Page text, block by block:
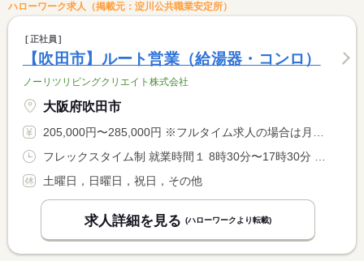
ハローワーク求人（掲載元：淀川公共職業安定所）
正社員
【吹田市】ルート営業（給湯器・コンロ）
ノーリツリビングクリエイト株式会社
大阪府吹田市
205,000円〜285,000円 ※フルタイム求人の場合は月額（換算額）、パート求人の場合は時間額を表示しています。
土曜日，日曜日，祝日，その他
求人詳細を見る (ハローワークより転載)